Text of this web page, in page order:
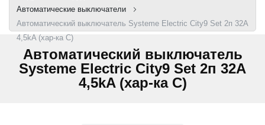
Автоматические выключатели
Автоматический выключатель Systeme Electric City9 Set 2п 32A
4,5kA (хар-ка C)
Автоматический выключатель
Systeme Electric City9 Set 2п 32A
4,5kA (хар-ка C)